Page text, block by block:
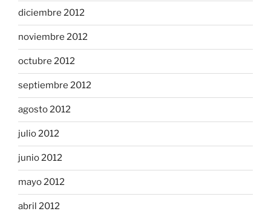
diciembre 2012
noviembre 2012
octubre 2012
septiembre 2012
agosto 2012
julio 2012
junio 2012
mayo 2012
abril 2012